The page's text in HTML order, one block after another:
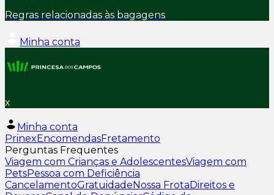
Regras relacionadas às bagagens
Minha conta
x
Minha conta
PrinexEncomendasFretamento
Perguntas Frequentes
Viagem com Crianças e AdolescentesViagem com
PetsPessoa com Deficiência
CancelamentoGratuidadeNossa FrotaDireitos e